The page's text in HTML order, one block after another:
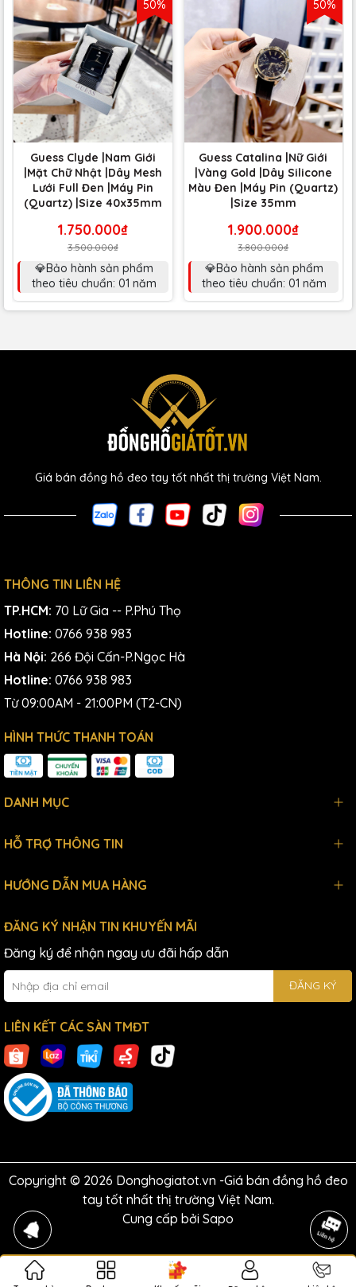
50%
Guess Clyde |Nam Giới
|Mặt Chữ Nhật |Dây Mesh
Lưới Full Đen |Máy Pin
(Quartz) |Size 40x35mm
1.750.000₫
3.500.000₫
💎Bảo hành sản phẩm
theo tiêu chuẩn: 01 năm
50%
Guess Catalina |Nữ Giới
|Vàng Gold |Dây Silicone
Màu Đen |Máy Pin (Quartz)
|Size 35mm
1.900.000₫
3.800.000₫
💎Bảo hành sản phẩm
theo tiêu chuẩn: 01 năm
Giá bán đồng hồ đeo tay tốt nhất thị trường Việt Nam.
THÔNG TIN LIÊN HỆ
TP.HCM: 70 Lữ Gia -- P.Phú Thọ
Hotline: 0766 938 983
Hà Nội: 266 Đội Cấn-P.Ngọc Hà
Hotline: 0766 938 983
Từ 09:00AM - 21:00PM (T2-CN)
HÌNH THỨC THANH TOÁN
DANH MỤC
HỖ TRỢ THÔNG TIN
HƯỚNG DẪN MUA HÀNG
ĐĂNG KÝ NHẬN TIN KHUYẾN MÃI
Đăng ký để nhận ngay ưu đãi hấp dẫn
ĐĂNG KÝ
LIÊN KẾT CÁC SÀN TMĐT
Copyright © 2026 Donghogiatot.vn -Giá bán đồng hồ đeo
tay tốt nhất thị trường Việt Nam.
Cung cấp bởi Sapo